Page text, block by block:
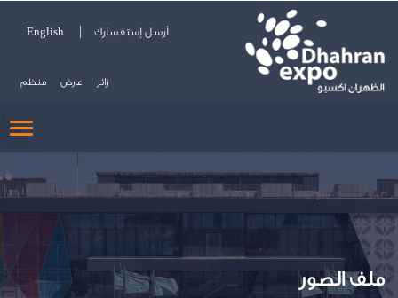
أرسل إستفسارك English
منظم عارض زائر
ملف الصور